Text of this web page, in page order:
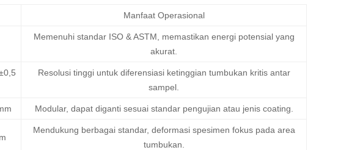
Manfaat Operasional
Memenuhi standar ISO & ASTM, memastikan energi potensial yang
akurat.
Resolusi tinggi untuk diferensiasi ketinggian tumbukan kritis antar
sampel.
Modular, dapat diganti sesuai standar pengujian atau jenis coating.
Mendukung berbagai standar, deformasi spesimen fokus pada area
tumbukan.